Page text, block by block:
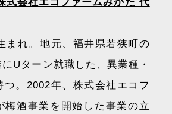
まれ。地元、福井県若狭町の
Uターン就職した、異業種・
つ。2002年、株式会社エコフ
梅酒事業を開始した事業の立